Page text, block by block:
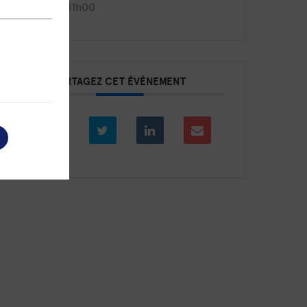
9h30 - 11h00
PARTAGEZ CET ÉVÉNEMENT